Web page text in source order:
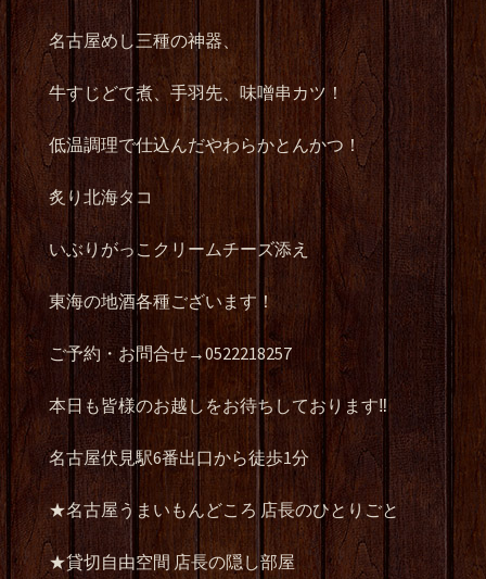
名古屋めし三種の神器、
牛すじどて煮、手羽先、味噌串カツ！
低温調理で仕込んだやわらかとんかつ！
炙り北海タコ
いぶりがっこクリームチーズ添え
東海の地酒各種ございます！
ご予約・お問合せ→0522218257
本日も皆様のお越しをお待ちしております‼️
名古屋伏見駅6番出口から徒歩1分
★名古屋うまいもんどころ 店長のひとりごと
★貸切自由空間 店長の隠し部屋